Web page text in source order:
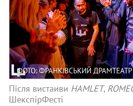
ФОТО: ФРАНКІВСЬКИЙ ДРАМТЕАТР
Після вистаиви HAMLET,
ШекспірФесті